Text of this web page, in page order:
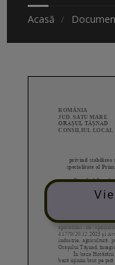
Acasă